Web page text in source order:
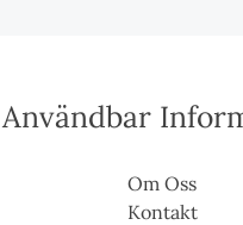
Användbar
Om Oss
Kontakt